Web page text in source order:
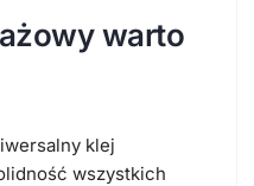
warto
klej
wszystkich